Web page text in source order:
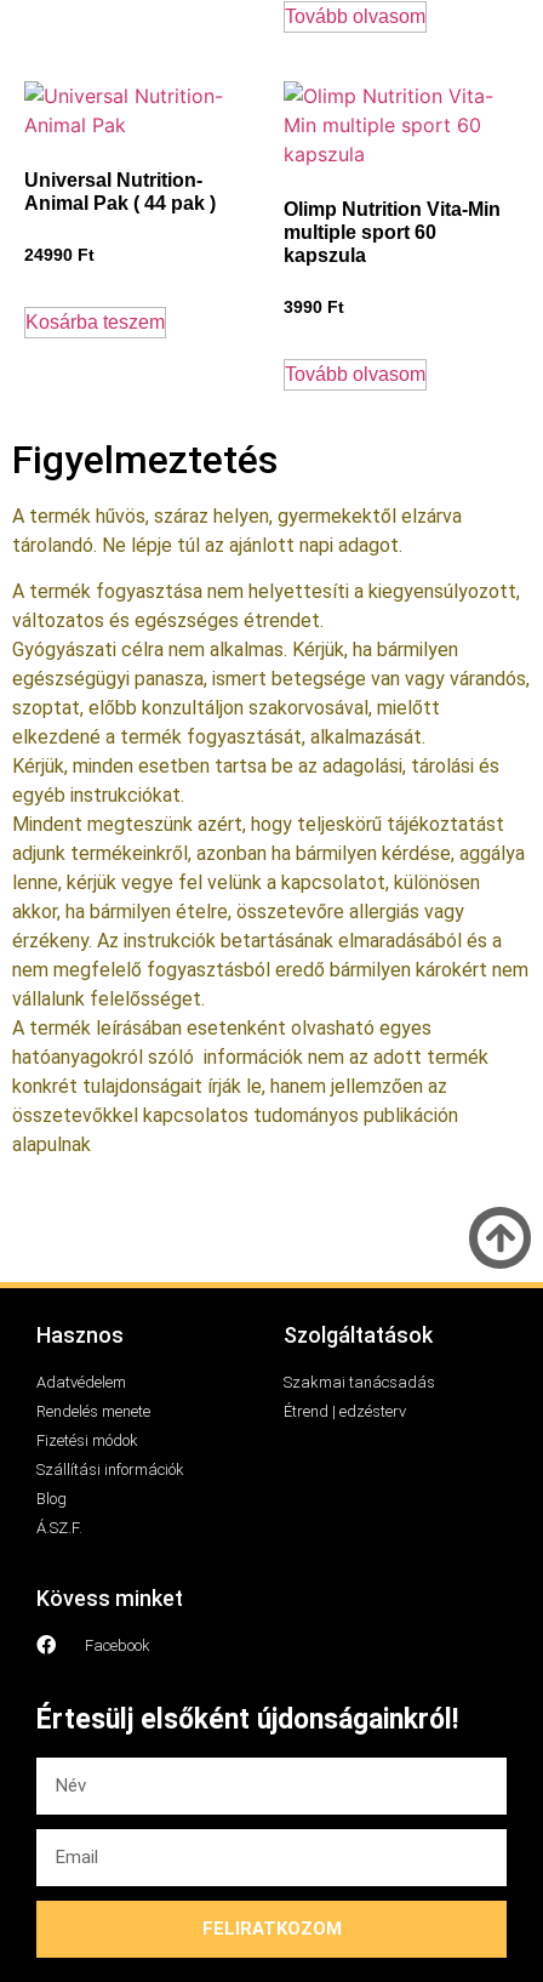
Tovább olvasom
Universal Nutrition-
Animal Pak ( 44 pak )
24990 Ft
Kosárba teszem
Olimp Nutrition Vita-Min
multiple sport 60
kapszula
3990 Ft
Tovább olvasom
Figyelmeztetés
A termék hűvös, száraz helyen, gyermekektől elzárva
tárolandó. Ne lépje túl az ajánlott napi adagot.
A termék fogyasztása nem helyettesíti a kiegyensúlyozott,
változatos és egészséges étrendet.
Gyógyászati célra nem alkalmas. Kérjük, ha bármilyen
egészségügyi panasza, ismert betegsége van vagy várandós,
szoptat, előbb konzultáljon szakorvosával, mielőtt
elkezdené a termék fogyasztását, alkalmazását.
Kérjük, minden esetben tartsa be az adagolási, tárolási és
egyéb instrukciókat.
Mindent megteszünk azért, hogy teljeskörű tájékoztatást
adjunk termékeinkről, azonban ha bármilyen kérdése, aggálya
lenne, kérjük vegye fel velünk a kapcsolatot, különösen
akkor, ha bármilyen ételre, összetevőre allergiás vagy
érzékeny. Az instrukciók betartásának elmaradásából és a
nem megfelelő fogyasztásból eredő bármilyen károkért nem
vállalunk felelősséget.
A termék leírásában esetenként olvasható egyes
hatóanyagokról szóló információk nem az adott termék
konkrét tulajdonságait írják le, hanem jellemzően az
összetevőkkel kapcsolatos tudományos publikáción
alapulnak
Hasznos
Adatvédelem
Rendelés menete
Fizetési módok
Szállítási információk
Blog
Á.SZ.F.
Szolgáltatások
Szakmai tanácsadás
Étrend | edzésterv
Kövess minket
Facebook
Értesülj elsőként újdonságainkról!
FELIRATKOZOM